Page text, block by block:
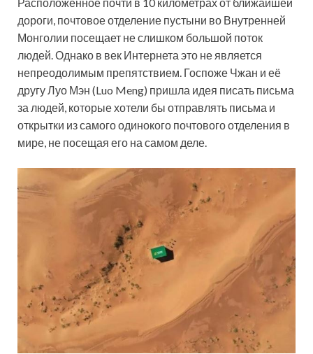
дороги, почтовое отделение пустыни во Внутренней
Монголии посещает не слишком большой поток
людей. Однако в век Интернета это не является
непреодолимым препятствием. Госпоже Чжан и её
другу Луо Мэн (Luo Meng) пришла идея писать письма
за людей, которые хотели бы отправлять письма и
открытки из самого одинокого почтового отделения в
мире, не посещая его на самом деле.